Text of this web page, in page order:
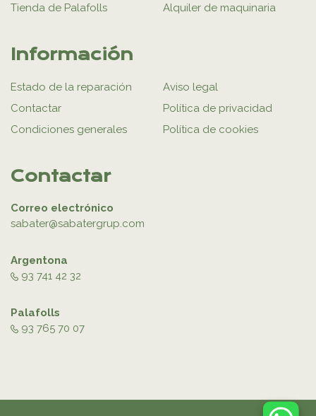
Tienda de Palafolls
Alquiler de maquinaria
Información
Estado de la reparación
Contactar
Condiciones generales
Aviso legal
Política de privacidad
Política de cookies
Contactar
Correo electrónico
sabater@sabatergrup.com
Argentona
93 741 42 32
Palafolls
93 765 70 07